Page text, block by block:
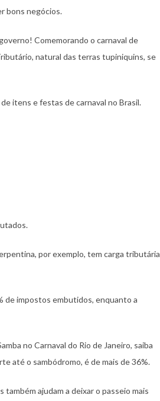
bons negócios.
Comemorando o carnaval de
natural das terras tupiniquins, se
itens e festas de carnaval no Brasil.
por exemplo, tem carga tributária
de impostos embutidos, enquanto a
no Carnaval do Rio de Janeiro, saiba
até o sambódromo, é de mais de 36%.
ajudam a deixar o passeio mais